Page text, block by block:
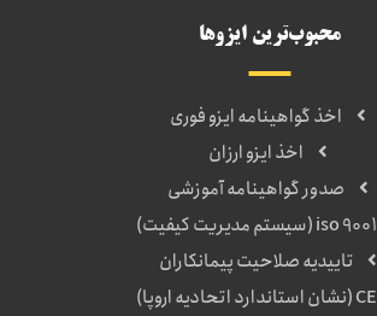
محبوب‌ترین ایزوها
اخذ گواهینامه ایزو فوری
اخذ ایزو ارزان
صدور گواهینامه آموزشی
iso 9001 (سیستم مدیریت کیفیت)
تاییدیه صلاحیت پیمانکاران
CE (نشان استاندارد اتحادیه اروپا)